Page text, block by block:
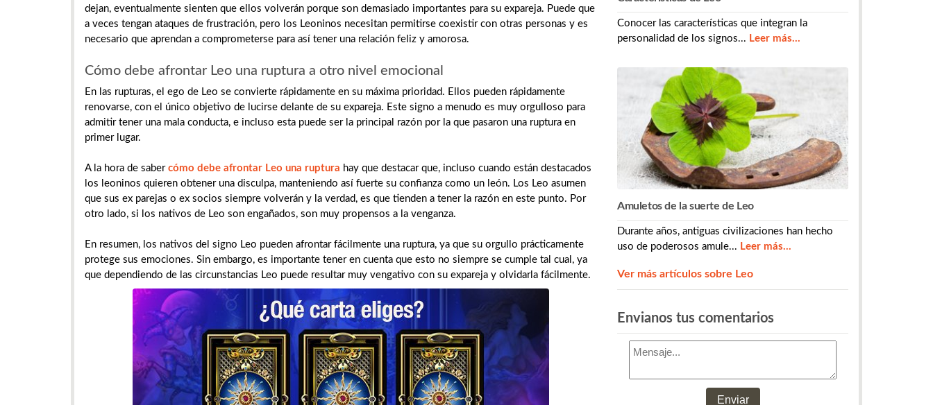
dejan, eventualmente sienten que ellos volverán porque son demasiado importantes para su expareja. Puede que
a veces tengan ataques de frustración, pero los Leoninos necesitan permitirse coexistir con otras personas y es
necesario que aprendan a comprometerse para así tener una relación feliz y amorosa.
Cómo debe afrontar Leo una ruptura a otro nivel emocional
En las rupturas, el ego de Leo se convierte rápidamente en su máxima prioridad. Ellos pueden rápidamente
renovarse, con el único objetivo de lucirse delante de su expareja. Este signo a menudo es muy orgulloso para
admitir tener una mala conducta, e incluso esta puede ser la principal razón por la que pasaron una ruptura en
primer lugar.
A la hora de saber cómo debe afrontar Leo una ruptura hay que destacar que, incluso cuando están destacados
los leoninos quieren obtener una disculpa, manteniendo así fuerte su confianza como un león. Los Leo asumen
que sus ex parejas o ex socios siempre volverán y la verdad, es que tienden a tener la razón en este punto. Por
otro lado, si los nativos de Leo son engañados, son muy propensos a la venganza.
En resumen, los nativos del signo Leo pueden afrontar fácilmente una ruptura, ya que su orgullo prácticamente
protege sus emociones. Sin embargo, es importante tener en cuenta que esto no siempre se cumple tal cual, ya
que dependiendo de las circunstancias Leo puede resultar muy vengativo con su expareja y olvidarla fácilmente.
Conocer las características que integran la
personalidad de los signos... Leer más...
Amuletos de la suerte de Leo
Durante años, antiguas civilizaciones han hecho
uso de poderosos amule... Leer más...
Ver más artículos sobre Leo
​​​​​​​​​Envianos tus comentarios